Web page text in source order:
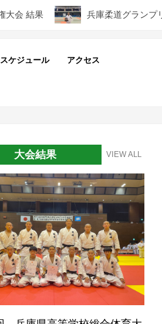
果 兵庫柔道グランプリ２０
スケジュール アクセス
大会結果 VIEW ALL